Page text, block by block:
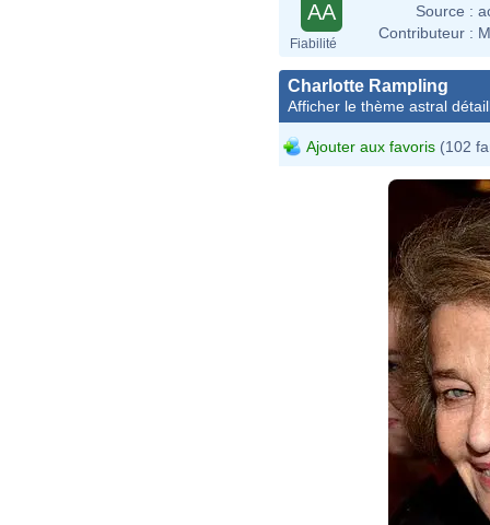
AA
Fiabilité
Source :
Contributeur :
Charlotte Rampling
Afficher le thème astral
Ajouter aux favoris (102